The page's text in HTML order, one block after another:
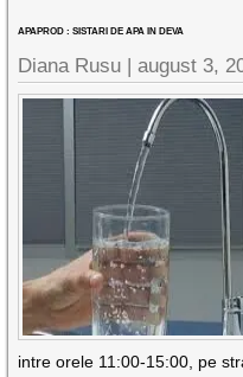
APAPROD : SISTARI DE APA IN DEVA
Diana Rusu |august 3,
intre orele 11:00-15:00, pe